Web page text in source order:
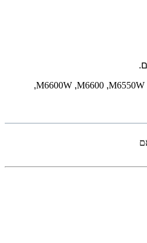
M6550W
,
M6600
,
M6600W
,